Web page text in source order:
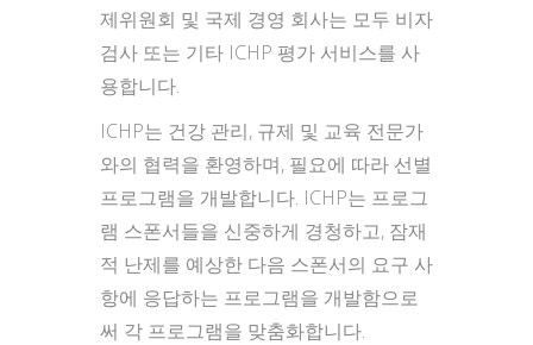
제위원회 및 국제 경영 회사는 모두 비자
검사 또는 기타 ICHP 평가 서비스를 사
용합니다.
ICHP는 건강 관리, 규제 및 교육 전문가
와의 협력을 환영하며, 필요에 따라 선별
프로그램을 개발합니다. ICHP는 프로그
램 스폰서들을 신중하게 경청하고, 잠재
적 난제를 예상한 다음 스폰서의 요구 사
항에 응답하는 프로그램을 개발함으로
써 각 프로그램을 맞춤화합니다.